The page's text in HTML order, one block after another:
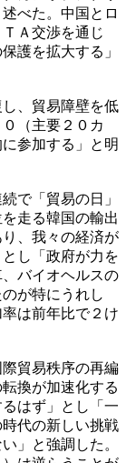
べた。中国とロ
Ａ交渉を通じ
護を拡大する」
、貿易障壁を低
（主要２０カ
参加する」と明
で「貿易の日」
走る韓国の輸出
、我々の経済が
し「政府が力を
バイオヘルスの
が特にうれし
は前年比で２け
貿易秩序の再編
換が加速化する
はず」とし「一
代の新しい挑戦
」と強調した。